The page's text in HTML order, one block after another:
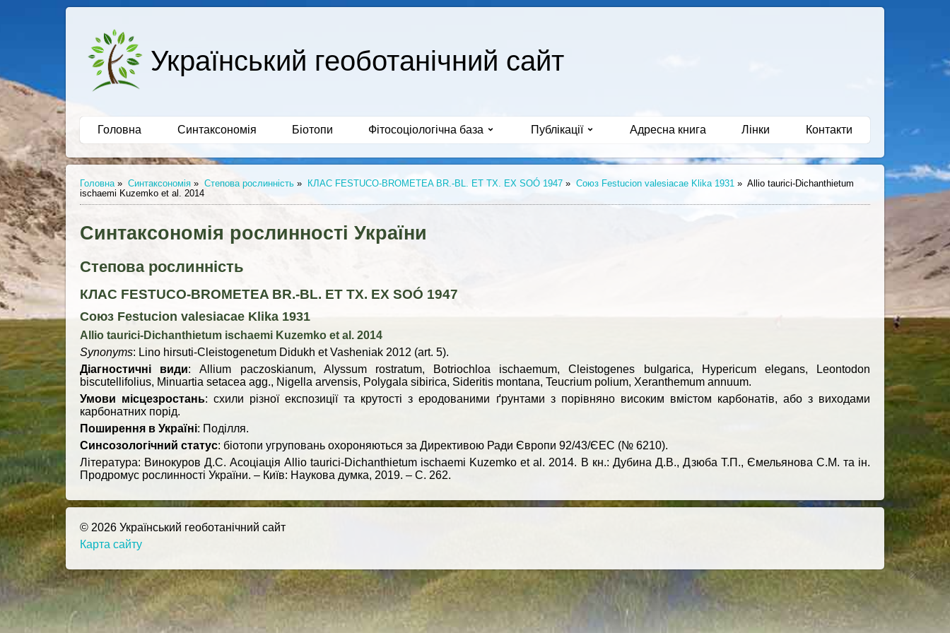
Український геоботанічний сайт
Головна Синтаксономія Біотопи Фітосоціологічна база Публікації Адресна книга Лінки Контакти
Головна » Синтаксономія » Степова рослинність » КЛАС FESTUCO-BROMETEA BR.-BL. ET TX. EX SOÓ 1947 » Союз Festucion valesiacae Klika 1931 » Allio taurici-Dichanthietum
ischaemi Kuzemko et al. 2014
Синтаксономія рослинності України
Степова рослинність
КЛАС FESTUCO-BROMETEA BR.-BL. ET TX. EX SOÓ 1947
Союз Festucion valesiacae Klika 1931
Allio taurici-Dichanthietum ischaemi Kuzemko et al. 2014
Synonyms: Lino hirsuti-Cleistogenetum Didukh et Vashenіak 2012 (art. 5).
Діагностичні види: Allium paczoskianum, Alyssum rostratum, Botriochloa ischaemum, Cleistogenes bulgarica, Hypericum elegans, Leontodon
biscutellifolius, Minuartia setacea agg., Nigella arvensis, Polygala sibirica, Sideritis montana, Teucrium polium, Xeranthemum annuum.
Умови місцезростань: схили різної експозиції та крутості з еродованими ґрунтами з порівняно високим вмістом карбонатів, або з виходами
карбонатних порід.
Поширення в Україні: Поділля.
Синсозологічний статус: біотопи угруповань охороняються за Директивою Ради Європи 92/43/ЄЕС (№ 6210).
Література: Винокуров Д.С. Асоціація Allio taurici-Dichanthietum ischaemi Kuzemko et al. 2014. В кн.: Дубина Д.В., Дзюба Т.П., Ємельянова С.М. та ін.
Продромус рослинності України. – Київ: Наукова думка, 2019. – С. 262.
© 2026 Український геоботанічний сайт
Карта сайту